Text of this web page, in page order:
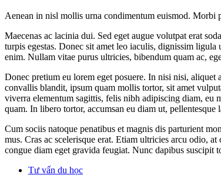
Aenean in nisl mollis urna condimentum euismod. Morbi
Maecenas ac lacinia dui. Sed eget augue volutpat erat
turpis egestas. Donec sit amet leo iaculis, dignissim
enim. Nullam vitae purus ultricies, bibendum quam ac,
Donec pretium eu lorem eget posuere. In nisi nisi, aliquet
convallis blandit, ipsum quam mollis tortor, sit amet
viverra elementum sagittis, felis nibh adipiscing diam, eu
quam. In libero tortor, accumsan eu diam ut, pellentesque
Cum sociis natoque penatibus et magnis dis parturient
mus. Cras ac scelerisque erat. Etiam ultricies arcu odio,
congue diam eget gravida feugiat. Nunc dapibus suscipit
Tư vấn du học